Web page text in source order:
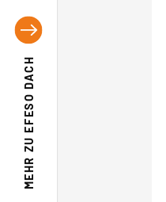
MEHR ZU
EFESO DACH